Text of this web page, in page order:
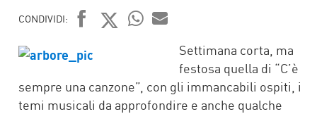
CONDIVIDI:
FACEBOOKWHATSAPP
MAILSettimana corta, ma
festosa quella di “C’è
sempre una canzone”, con gli immancabili ospiti, i
temi musicali da approfondire e anche qualche